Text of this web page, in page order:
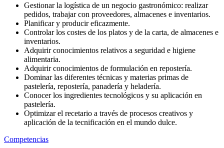
Gestionar la logística de un negocio gastronómico: realizar
pedidos, trabajar con proveedores, almacenes e inventarios.
Planificar y producir eficazmente.
Controlar los costes de los platos y de la carta, de almacenes e
inventarios.
Adquirir conocimientos relativos a seguridad e higiene
alimentaria.
Adquirir conocimientos de formulación en repostería.
Dominar las diferentes técnicas y materias primas de
pastelería, repostería, panadería y heladería.
Conocer los ingredientes tecnológicos y su aplicación en
pastelería.
Optimizar el recetario a través de procesos creativos y
aplicación de la tecnificación en el mundo dulce.
Competencias